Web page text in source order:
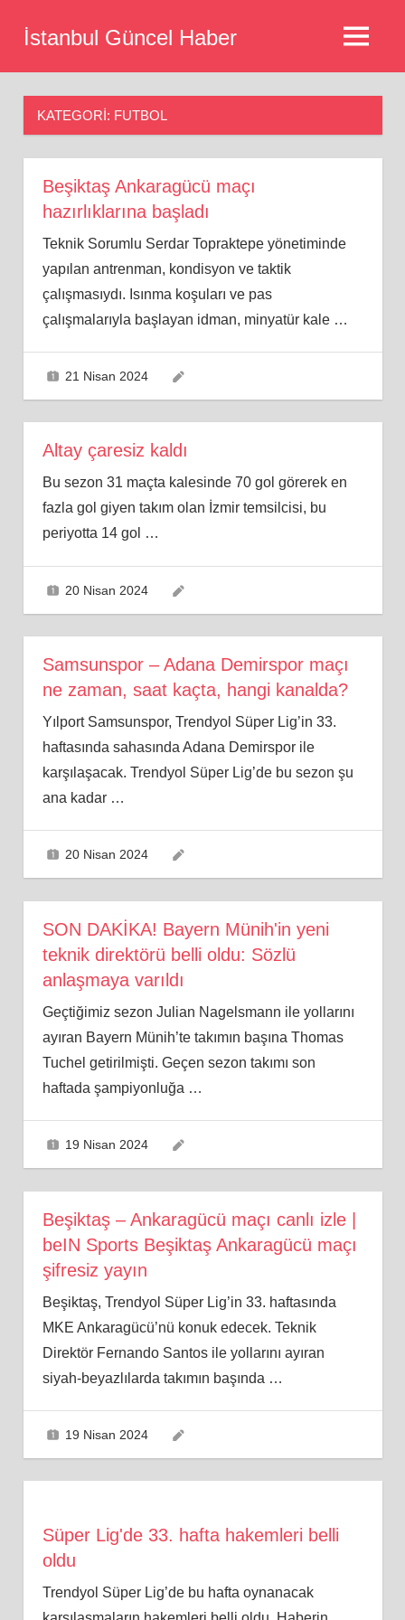
İstanbul Güncel Haber MENU
KATEGORI: FUTBOL
Beşiktaş Ankaragücü maçı
hazırlıklarına başladı
Teknik Sorumlu Serdar Topraktepe yönetiminde
yapılan antrenman, kondisyon ve taktik
çalışmasıydı. Isınma koşuları ve pas
çalışmalarıyla başlayan idman, minyatür kale …
21 Nisan 2024
Altay çaresiz kaldı
Bu sezon 31 maçta kalesinde 70 gol görerek en
fazla gol giyen takım olan İzmir temsilcisi, bu
periyotta 14 gol …
20 Nisan 2024
Samsunspor – Adana Demirspor maçı
ne zaman, saat kaçta, hangi kanalda?
Yılport Samsunspor, Trendyol Süper Lig’in 33.
haftasında sahasında Adana Demirspor ile
karşılaşacak. Trendyol Süper Lig’de bu sezon şu
ana kadar …
20 Nisan 2024
SON DAKİKA! Bayern Münih'in yeni
teknik direktörü belli oldu: Sözlü
anlaşmaya varıldı
Geçtiğimiz sezon Julian Nagelsmann ile yollarını
ayıran Bayern Münih’te takımın başına Thomas
Tuchel getirilmişti. Geçen sezon takımı son
haftada şampiyonluğa …
19 Nisan 2024
Beşiktaş – Ankaragücü maçı canlı izle |
beIN Sports Beşiktaş Ankaragücü maçı
şifresiz yayın
Beşiktaş, Trendyol Süper Lig’in 33. haftasında
MKE Ankaragücü’nü konuk edecek. Teknik
Direktör Fernando Santos ile yollarını ayıran
siyah-beyazlılarda takımın başında …
19 Nisan 2024
Süper Lig'de 33. hafta hakemleri belli
oldu
Trendyol Süper Lig’de bu hafta oynanacak